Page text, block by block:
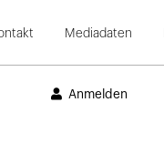
Mediadaten
Anmelden